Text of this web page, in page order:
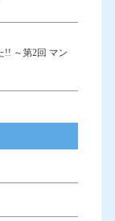
!! ～第2回 マン